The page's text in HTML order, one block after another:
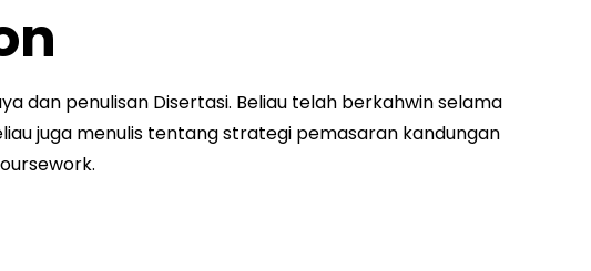
dan penulisan Disertasi. Beliau telah berkahwin selama
juga menulis tentang strategi pemasaran kandungan